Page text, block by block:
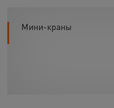
Мини-краны